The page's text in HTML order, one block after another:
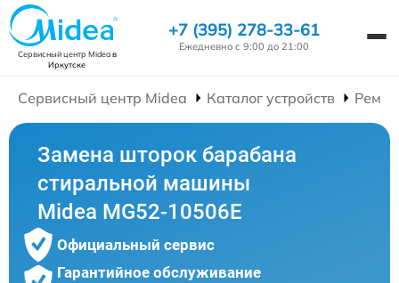
Сервисный центр Mideaв
Иркутске
+7 (395) 278-33-61
Ежедневно с 9:00 до 21:00
Сервисный центр Midea Каталог устройств
Замена шторок барабана
стиральной машины
Midea MG52-10506E
Официальный сервис
Гарантийное обслуживание